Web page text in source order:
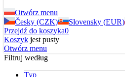
Otwórz menu
Česky (CZK)
Slovensky (EUR)
Przejdź do koszyka0
Koszyk jest pusty
Otwórz menu
Filtruj według
Typ